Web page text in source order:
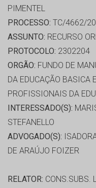
PIMENTEL
PROCESSO: TC/4662/
ASSUNTO: RECURSO
PROTOCOLO: 2302204
ORGÃO: FUNDO DE
DA EDUCAÇÃO BASICA
PROFISSIONAIS DA
INTERESSADO(S):
STEFANELLO
ADVOGADO(S):
DE ARAÚJO FOIZER
RELATOR: CONS.SUBS.